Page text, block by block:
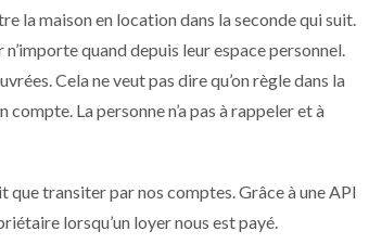
la maison en location dans la seconde qui suit.
quand depuis leur espace personnel.
Cela ne veut pas dire qu’on règle dans la
La personne n’a pas à rappeler et à
que transiter par nos comptes. Grâce à une API
lorsqu’un loyer nous est payé.